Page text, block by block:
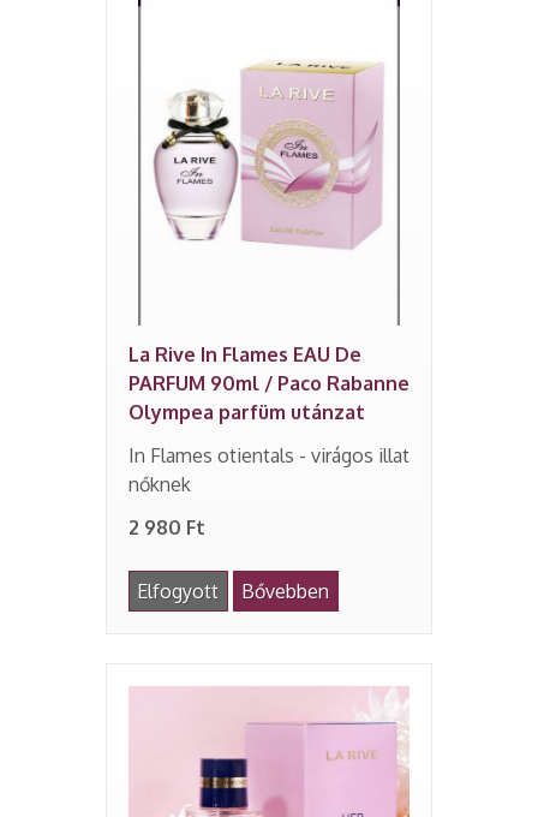
La Rive In Flames EAU De
PARFUM 90ml / Paco Rabanne
Olympea parfüm utánzat
In Flames otientals - virágos illat
nőknek
2 980 Ft
Elfogyott Bővebben